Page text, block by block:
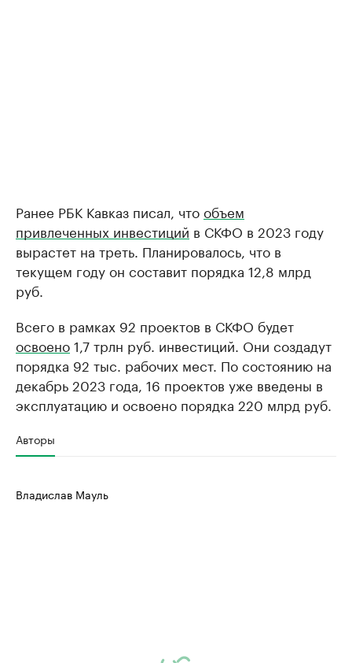
Ранее РБК Кавказ писал, чтообъем
привлеченных инвестиций в СКФО в 2023 году
вырастет на треть. Планировалось, что в
текущем году он составит порядка 12,8 млрд
руб.
Всего в рамках 92 проектов в СКФО будет
освоено1,7 трлн руб. инвестиций. Они создадут
порядка 92 тыс. рабочих мест. По состоянию на
декабрь 2023 года, 16 проектов уже введены в
эксплуатацию и освоено порядка 220 млрд руб.
Авторы
Владислав Мауль